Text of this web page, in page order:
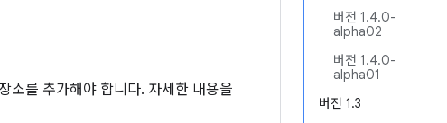
버전 1.4.0-
alpha02
버전 1.4.0-
alpha01
버전 1.3
를 추가해야 합니다. 자세한 내용을